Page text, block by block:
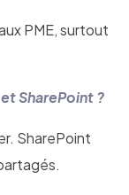
PME, surtout
SharePoint ?
SharePoint